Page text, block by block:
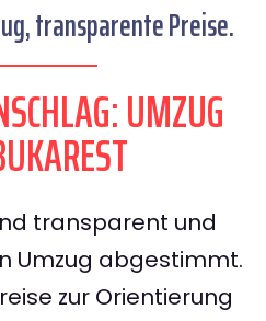
transparente Preise.
UMZUG
transparent und
Umzug abgestimmt.
zur Orientierung